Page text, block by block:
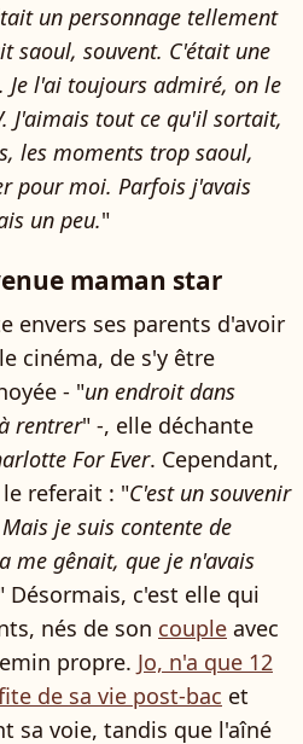
un personnage tellement
saoul, souvent. C'était une
Je l'ai toujours admiré, on le
J'aimais tout ce qu'il sortait,
les moments trop saoul,
pour moi. Parfois j'avais
un peu."
maman star
envers ses parents d'avoir
cinéma, de s'y être
- "un endroit dans
rentrer" -, elle déchante
For Ever. Cependant,
referait : "C'est un souvenir
je suis contente de
me gênait, que je n'avais
Désormais, c'est elle qui
nés de son couple avec
propre. Jo, n'a que 12
de sa vie post-bac et
sa voie, tandis que l'aîné